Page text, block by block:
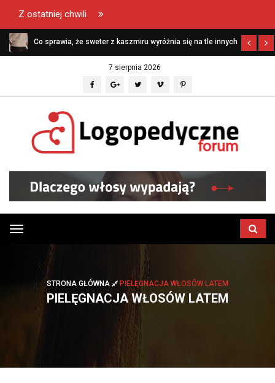
Z ostatniej chwili
Co sprawia, że sweter z kaszmiru wyróżnia się na tle innych
7 sierpnia 2026
Przełącz
STRONA GŁÓWNA PIELĘGNACJA WŁOSÓW LATEM
PIELĘGNACJA WŁOSÓW LATEM